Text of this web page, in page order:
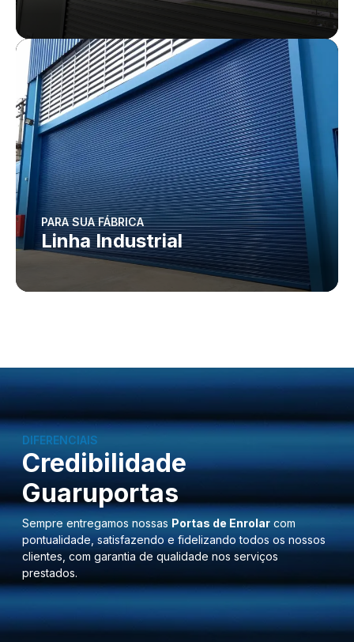
PARA SUA FÁBRICA
Linha Industrial
DIFERENCIAIS
Credibilidade
Guaruportas
Sempre entregamos nossas Portas de Enrolar com
pontualidade, satisfazendo e fidelizando todos os nossos
clientes, com garantia de qualidade nos serviços
prestados.